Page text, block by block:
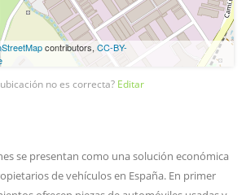
contributors, CC-BY-
no es correcta? Editar
se presentan como una solución económica
de vehículos en España. En primer